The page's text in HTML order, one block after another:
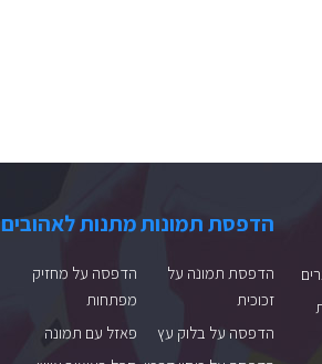
הדפסת תמונות
הדפסת תמונה על
זכוכית
הדפסה על בלוק עץ
מתנות לאהובים
הדפסה על מחזיק
מפתחות
פאזל עם תמונה